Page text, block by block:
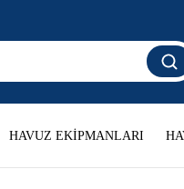
HAVUZ EKİPMANLARI